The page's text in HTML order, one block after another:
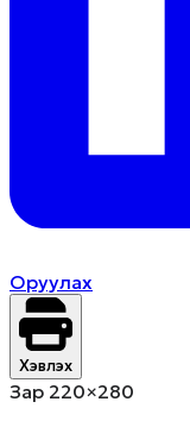
Оруулах
Хэвлэх
Зар 220×280